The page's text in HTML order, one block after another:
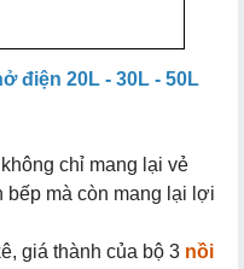
điện 20L - 30L - 50L
chỉ mang lại vẻ
bếp mà còn mang lại lợi
giá thành của bộ 3 nồi